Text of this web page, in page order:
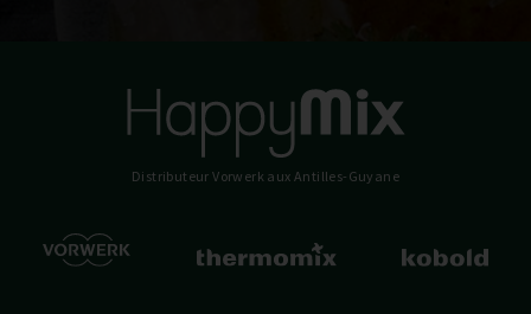
Distributeur Vorwerk aux Antilles-Guyane